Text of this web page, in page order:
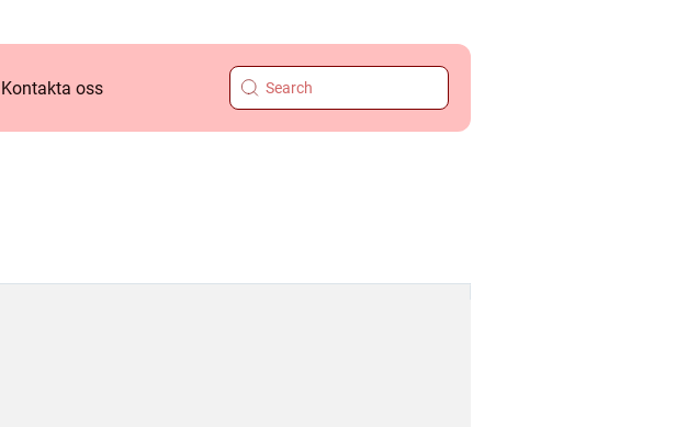
Kontakta oss